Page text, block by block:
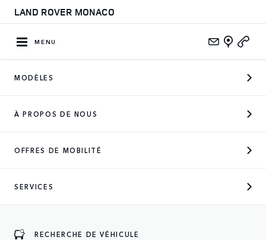
LAND ROVER MONACO
MENU
MODÈLES
À PROPOS DE NOUS
OFFRES DE MOBILITÉ
SERVICES
RECHERCHE DE VÉHICULE
DES MARQUES SUIVANTES